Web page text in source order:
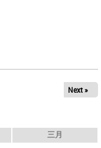
Next »
三月